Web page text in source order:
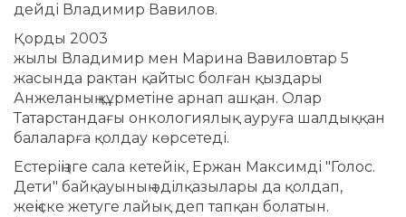
дейді Владимир Вавилов.
Қорды 2003
жылы Владимир мен Марина Вавиловтар 5
жасында рактан қайтыс болған қыздары
Анжеланың құрметіне арнап ашқан. Олар
Татарстандағы онкологиялық ауруға шалдыққан
балаларға қолдау көрсетеді.
Естеріңізге сала кетейік, Ержан Максимді "Голос.
Дети" байқауының әділқазылары да қолдап,
жеңіске жетуге лайық деп тапқан болатын.